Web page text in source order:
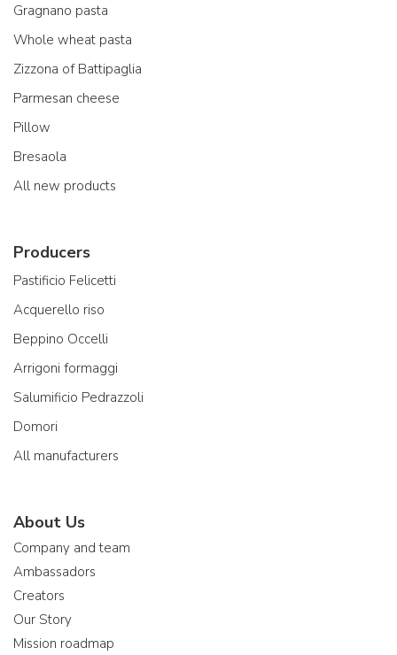
Gragnano pasta
Whole wheat pasta
Zizzona of Battipaglia
Parmesan cheese
Pillow
Bresaola
All new products
Producers
Pastificio Felicetti
Acquerello riso
Beppino Occelli
Arrigoni formaggi
Salumificio Pedrazzoli
Domori
All manufacturers
About Us
Company and team
Ambassadors
Creators
Our Story
Mission roadmap